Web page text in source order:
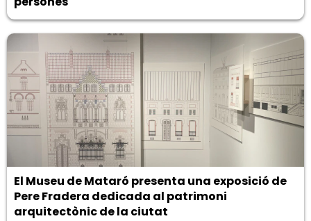
El Museu de Mataró presenta una exposició de
Pere Fradera dedicada al patrimoni
arquitectònic de la ciutat